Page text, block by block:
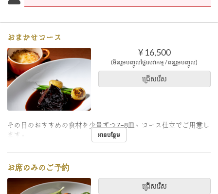
おまかせコース
¥ 16,500
(មិនរួមបញ្ចូលថ្លៃសេវាកម្ម / ពន្ធរួមបញ្ចូល)
ជ្រើសរើស
その日のおすすめの食材を少量ずつ7−8皿、コース仕立でご用意し
ます。
អានបន្ថែម
お席のみのご予約
ជ្រើសរើស